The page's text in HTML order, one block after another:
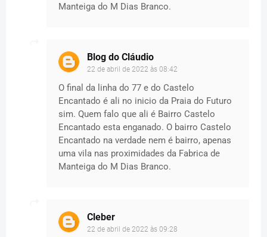
Manteiga do M Dias Branco.
Blog do Cláudio
22 de abril de 2022 às 08:42
O final da linha do 77 e do Castelo
Encantado é ali no inicio da Praia do Futuro
sim. Quem falo que ali é Bairro Castelo
Encantado esta enganado. O bairro Castelo
Encantado na verdade nem é bairro, apenas
uma vila nas proximidades da Fabrica de
Manteiga do M Dias Branco.
Cleber
22 de abril de 2022 às 09:28